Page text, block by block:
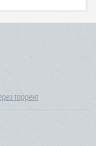
торрент